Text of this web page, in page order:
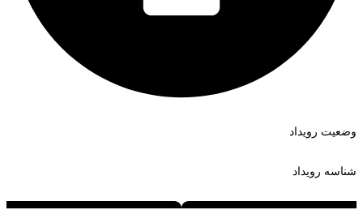
وضعیت رویداد
شناسه رویداد